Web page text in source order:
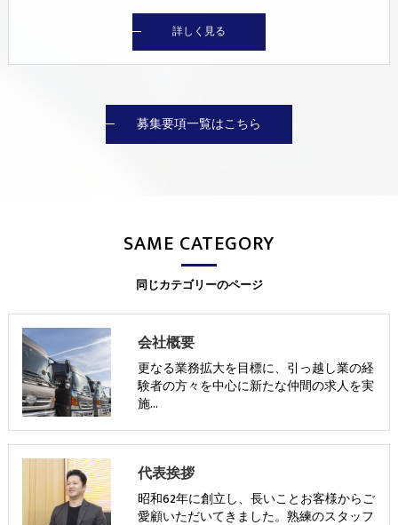
詳しく見る
募集要項一覧はこちら
同じカテゴリーのページ
SAME CATEGORY
会社概要
更なる業務拡大を目標に、引っ越し業の経
験者の方々を中心に新たな仲間の求人を実
施…
代表挨拶
昭和62年に創立し、長いことお客様からご
愛顧いただいてきました。熟練のスタッフ